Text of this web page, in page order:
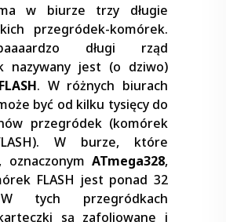
w biurze trzy długie
przegródek-komórek.
długi rząd
nazywany jest (o dziwo)
. W różnych biurach
być od kilku tysięcy do
przegródek (komórek
W burze, które
oznaczonym ATmega328,
FLASH jest ponad 32
tych przegródkach
są zafoliowane i